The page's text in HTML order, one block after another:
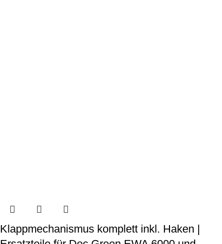
Klappmechanismus komplett inkl. Haken |